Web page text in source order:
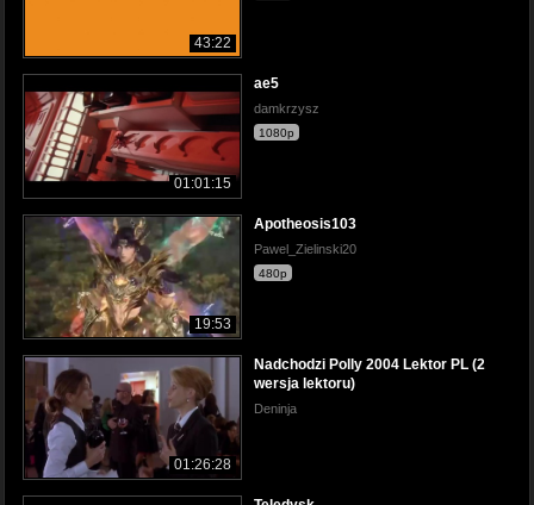
43:22
01:01:15
ae5
damkrzysz
1080p
19:53
Apotheosis103
Pawel_Zielinski20
480p
01:26:28
Nadchodzi Polly 2004 Lektor PL (2
wersja lektoru)
Deninja